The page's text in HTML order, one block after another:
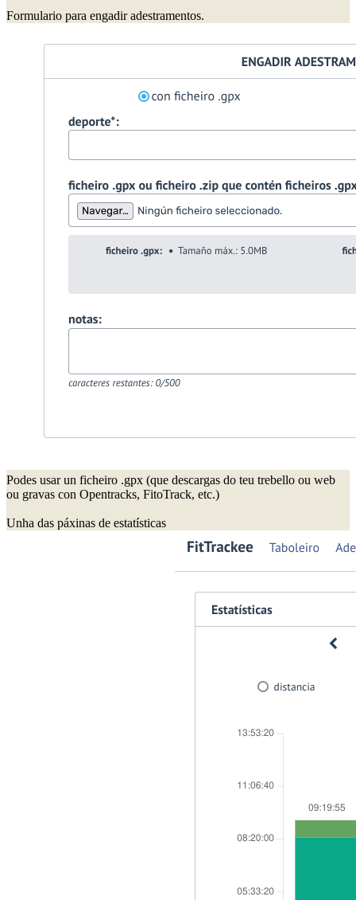
Formulario para engadir adestramentos.
Podes usar un ficheiro .gpx (que descargas do teu trebello ou web
ou gravas con Opentracks, FitoTrack, etc.)
Unha das páxinas de estatísticas